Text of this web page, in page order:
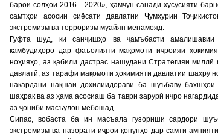
барои солҳои 2016 - 2020», ҳамчун санади хусусияти
самтҳои асосии сиёсати давлатии Ҷумҳурии
экстремизм ва терроризм муайян менамояд.
Гуфта шуд, ки санҷишҳо ва ҷамъбасти амалишавии
камбудиҳоро дар фаъолияти мақомоти иҷроияи
ноҳияҳо, аз қабили дастрас нашудани Стратегияи
давлатӣ, аз тарафи мақомоти ҳокимияти давлатии шаҳру
накардани нақшаи дохилиидоравӣ ба шуъбаву
шаҳрак ва аз ҳама асосиаш ба таври зарурӣ иҷро
аз ҷониби масъулон мебошад.
Сипас, вобаста ба ин масъала гузориши сардори
экстремизм ва назорати иҷрои қонунҳо дар самти